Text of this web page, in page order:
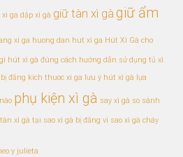
ga dập xì gà giữ tàn xì gàgiữ ẩm
xi ga huong dan hut xi ga Hút Xì Gà cho
hút xì gà đúng cách hướng dẫn sử dụng tủ xì
đắng kich thuoc xi ga lưu ý hút xì gà lựa
phụ kiện xì gà say xì gà so sánh
tàn xì gà tại sao xì gà bị đắng vì sao xì gà cháy
y julieta